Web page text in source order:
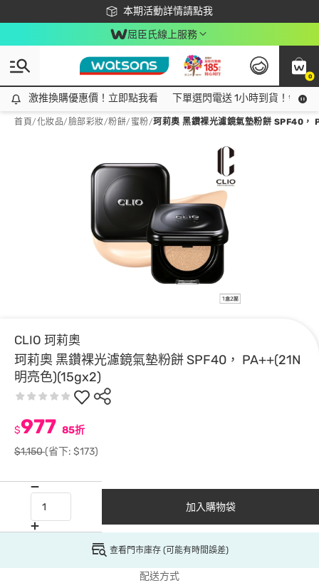
本期活動詳情請點我
下載app最高回饋$350
屈臣氏線上服務
0
激推換購優惠價！立即點我看
激推換購優惠價！立即點我看 下單選閃電送 1小時到貨！領神
首頁/化妝品/臉部彩妝/粉餅/蜜粉/珂莉奧 黑鑽裸光濾鏡氣墊粉餅 SPF40
CLIO 珂莉奧
珂莉奧 黑鑽裸光濾鏡氣墊粉餅 SPF40， PA++(21N
明亮色)(15gx2)
$977 85折
$1,150(省下: $173)
加入購物袋
查看門市庫存 (可能有時間誤差)
配送方式